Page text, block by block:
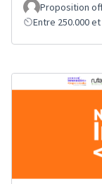
Proposition
Entre 250.000